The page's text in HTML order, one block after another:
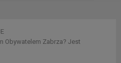
Obywatelem Zabrza? Jest